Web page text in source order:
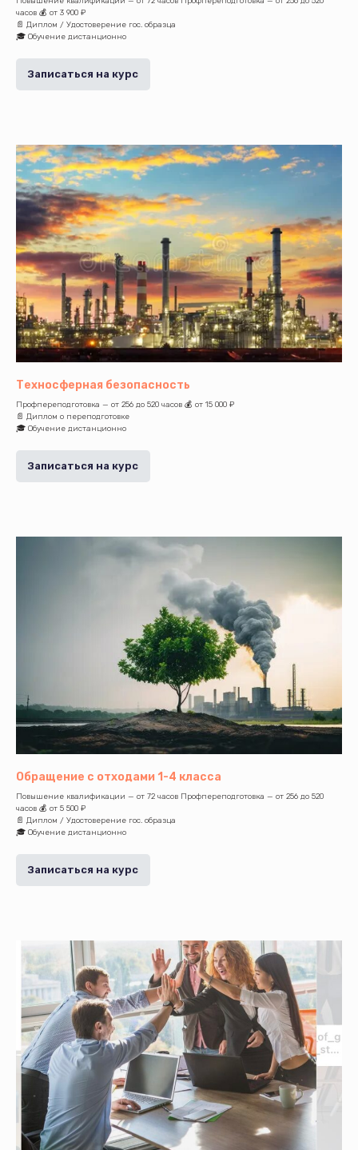
часов 💰 от 3 900 ₽
📄 Диплом / Удостоверение гос. образца
🎓 Обучение дистанционно
Записаться на курс
Техносферная безопасность
Профпереподготовка — от 256 до 520 часов 💰 от 15 000 ₽
📄 Диплом о переподготовке
🎓 Обучение дистанционно
Записаться на курс
Обращение с отходами 1-4 класса
Повышение квалификации — от 72 часов Профпереподготовка — от 256 до 520
часов 💰 от 5 500 ₽
📄 Диплом / Удостоверение гос. образца
🎓 Обучение дистанционно
Записаться на курс